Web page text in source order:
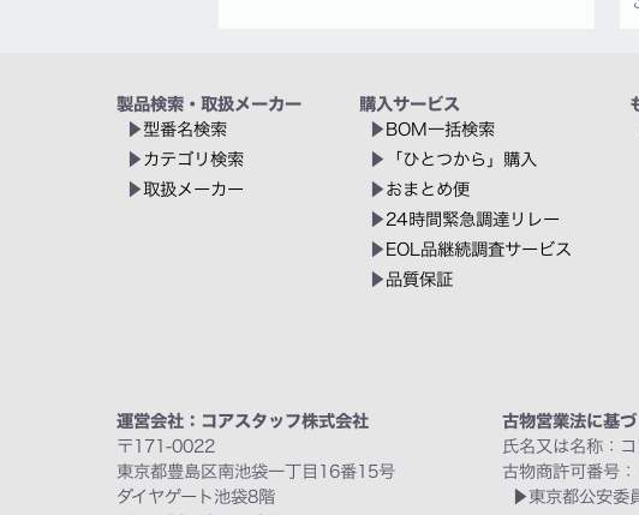
製品検索・取扱メーカー
型番名検索
カテゴリ検索
取扱メーカー
購入サービス
BOM一括検索
「ひとつから」購入
おまとめ便
24時間緊急調達リレー
EOL品継続調査サービス
品質保証
運営会社：コアスタッフ株式会社
〒171-0022
東京都豊島区南池袋一丁目16番15号
ダイヤゲート池袋8階
古物営業法に基
氏名又は名称：
古物商許可番号：
東京都公安